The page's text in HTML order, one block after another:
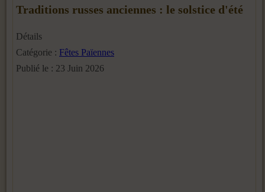
Traditions russes anciennes : le solstice d'été
Détails
Catégorie : Fêtes Païennes
Publié le : 23 Juin 2026